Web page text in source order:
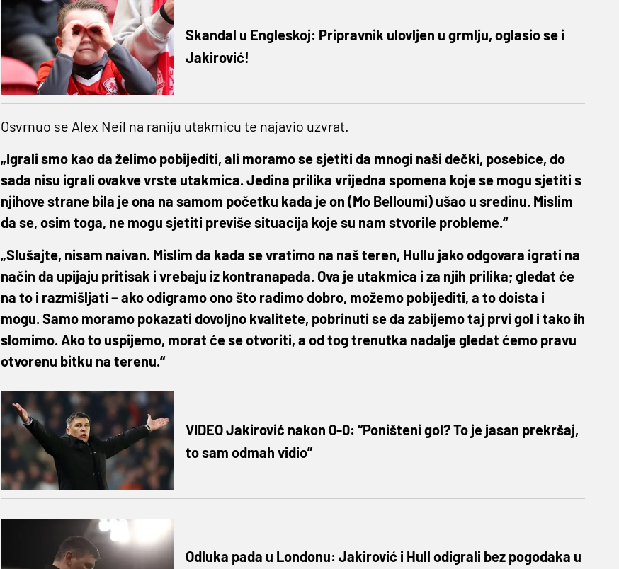
Skandal u Engleskoj: Pripravnik ulovljen u grmlju, oglasio se i
Jakirović!
Osvrnuo se Alex Neil na raniju utakmicu te najavio uzvrat.
„Igrali smo kao da želimo pobijediti, ali moramo se sjetiti da mnogi naši dečki, posebice, do
sada nisu igrali ovakve vrste utakmica. Jedina prilika vrijedna spomena koje se mogu sjetiti s
njihove strane bila je ona na samom početku kada je on (Mo Belloumi) ušao u sredinu. Mislim
da se, osim toga, ne mogu sjetiti previše situacija koje su nam stvorile probleme.“
„Slušajte, nisam naivan. Mislim da kada se vratimo na naš teren, Hullu jako odgovara igrati na
način da upijaju pritisak i vrebaju iz kontranapada. Ova je utakmica i za njih prilika; gledat će
na to i razmišljati – ako odigramo ono što radimo dobro, možemo pobijediti, a to doista i
mogu. Samo moramo pokazati dovoljno kvalitete, pobrinuti se da zabijemo taj prvi gol i tako ih
slomimo. Ako to uspijemo, morat će se otvoriti, a od tog trenutka nadalje gledat ćemo pravu
otvorenu bitku na terenu.“
VIDEO Jakirović nakon 0-0: “Poništeni gol? To je jasan prekršaj,
to sam odmah vidio”
Odluka pada u Londonu: Jakirović i Hull odigrali bez pogodaka u